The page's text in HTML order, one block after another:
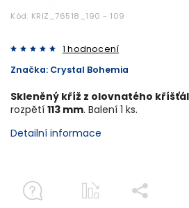
Kód: KRIZ_76518_190 - 109
1 hodnocení
Značka: Crystal Bohemia
Skleněný kříž z olovnatého
rozpětí 113 mm. Balení 1 ks.
Detailní informace